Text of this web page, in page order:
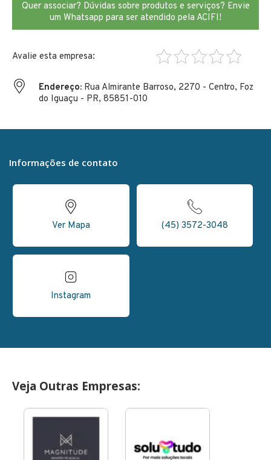
Quer associar? Dúvidas sobre produtos e serviços? Envie
um Whatsapp para ser atendido pela ACIFI!
Endereço: Rua Almirante Barroso, 2270 - Centro, Foz
do Iguaçu - PR, 85851-010
Informações de contato
Ver Mapa (45) 3572-3048
Instagram
Veja Outras Empresas: